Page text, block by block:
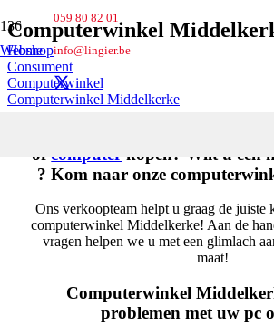
Webshop
059 80 82 01
info@lingier.be
Computerwinkel
Home
Consument
Computerwinkel
Computerwinkel Middelkerke
of computer kopen? Wilt u een
? Kom naar onze
Ons verkoopteam helpt u graag de juiste
computerwinkel Middelkerke! Aan de
vragen helpen we u met een glimlach
maat!
Computerwinkel
problemen met uw pc